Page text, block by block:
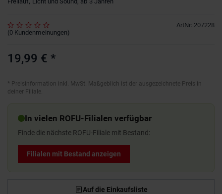
ArtNr: 207228
(0 Kundenmeinungen)
19,99 € *
* Preisinformation inkl. MwSt. Maßgeblich ist der ausgezeichnete Preis in
deiner Filiale.
In vielen ROFU-Filialen verfügbar
Finde die nächste ROFU-Filiale mit Bestand:
Filialen mit Bestand anzeigen
Auf die Einkaufsliste